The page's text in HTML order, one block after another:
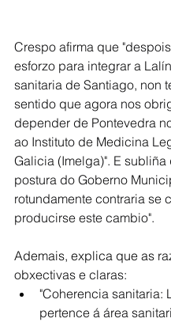
Crespo afirma que
esforzo para integrar a
sanitaria de Santiago, non
sentido que agora nos
depender de Pontevedra
ao Instituto de Medicina
Galicia (Imelga)". E subliña
postura do Goberno
rotundamente contraria se
producirse este cambio".
Ademais, explica que as
obxectivas e claras:
"Coherencia sanitaria:
pertence á área